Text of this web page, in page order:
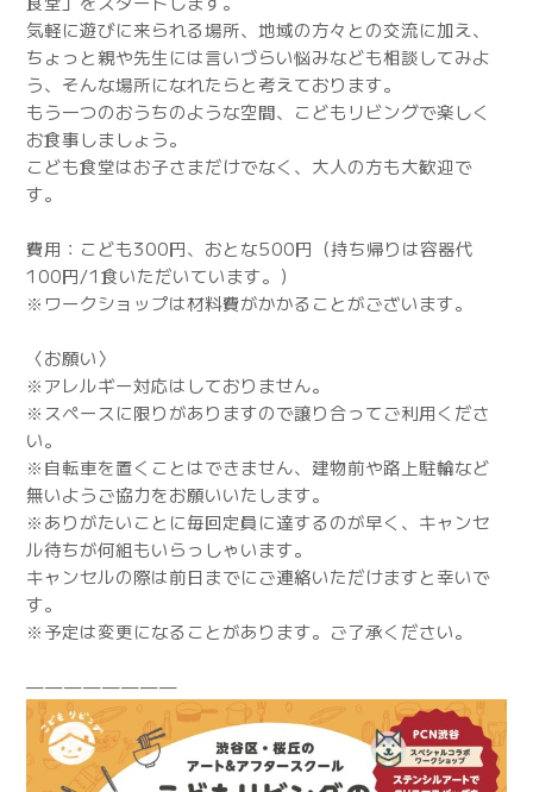
気軽に遊びに来られる場所、地域の方々との交流に加え、
ちょっと親や先生には言いづらい悩みなども相談してみよ
う、そんな場所になれたらと考えております。
もう一つのおうちのような空間、こどもリビングで楽しく
お食事しましょう。
こども食堂はお子さまだけでなく、大人の方も大歓迎で
す。
費用：こども300円、おとな500円（持ち帰りは容器代
100円/1食いただいています。）
※ワークショップは材料費がかかることがございます。
〈お願い〉
※アレルギー対応はしておりません。
※スペースに限りがありますので譲り合ってご利用くださ
い。
※自転車を置くことはできません、建物前や路上駐輪など
無いようご協力をお願いいたします。
※ありがたいことに毎回定員に達するのが早く、キャンセ
ル待ちが何組もいらっしゃいます。
キャンセルの際は前日までにご連絡いただけますと幸いで
す。
※予定は変更になることがあります。ご了承ください。
————————